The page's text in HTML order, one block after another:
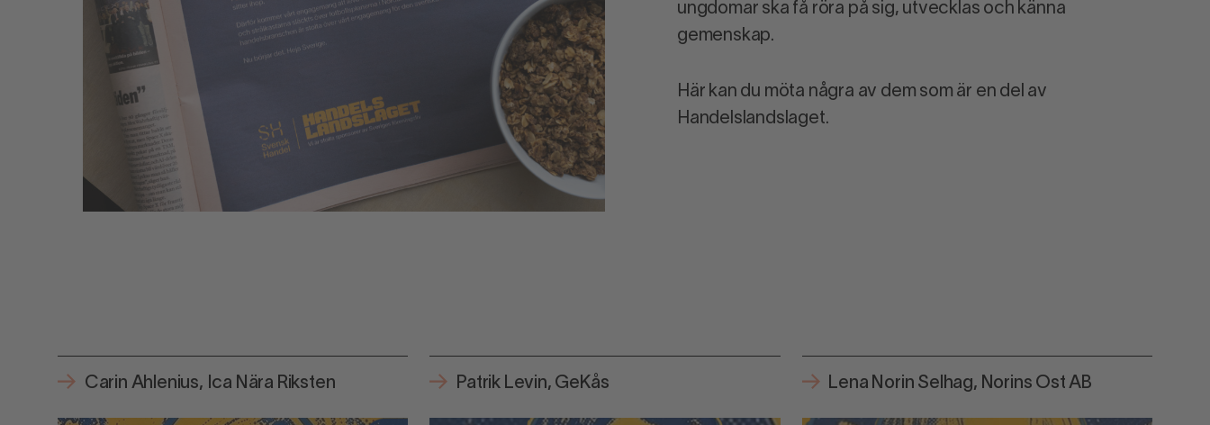
ungdomar ska få röra på sig, utvecklas och känna
gemenskap.
Här kan du möta några av dem som är en del av
Handelslandslaget.
Carin Ahlenius, Ica Nära Riksten Patrik Levin, GeKås Lena Norin Selhag, Norins Ost AB